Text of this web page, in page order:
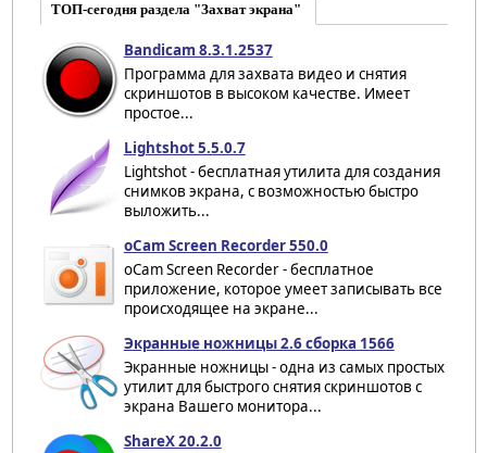
ТОП-сегодня раздела "Захват экрана"
Bandicam 8.3.1.2537
Программа для захвата видео и снятия
скриншотов в высоком качестве. Имеет
простое...
Lightshot 5.5.0.7
Lightshot - бесплатная утилита для создания
снимков экрана, с возможностью быстро
выложить...
oCam Screen Recorder 550.0
oCam Screen Recorder - бесплатное
приложение, которое умеет записывать все
происходящее на экране...
Экранные ножницы 2.6 сборка 1566
Экранные ножницы - одна из самых простых
утилит для быстрого снятия скриншотов с
экрана Вашего монитора...
ShareX 20.2.0